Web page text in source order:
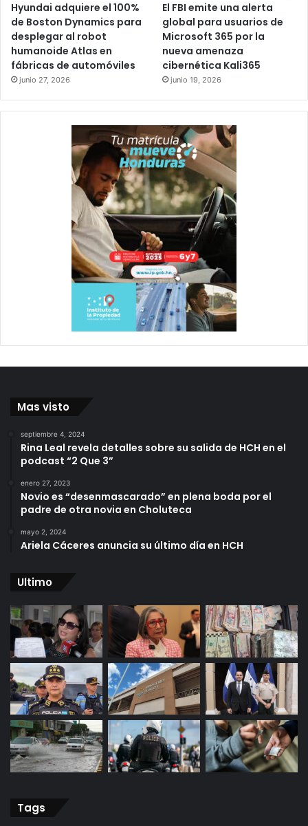
Hyundai adquiere el 100%
de Boston Dynamics para
desplegar al robot
humanoide Atlas en
fábricas de automóviles
junio 27, 2026
El FBI emite una alerta
global para usuarios de
Microsoft 365 por la
nueva amenaza
cibernética Kali365
junio 19, 2026
Mas visto
septiembre 4, 2024
Rina Leal revela detalles sobre su salida de HCH en el
podcast “2 Que 3”
enero 27, 2023
Novio es “desenmascarado” en plena boda por el
padre de otra novia en Choluteca
mayo 2, 2024
Ariela Cáceres anuncia su último día en HCH
Ultimo
Tags